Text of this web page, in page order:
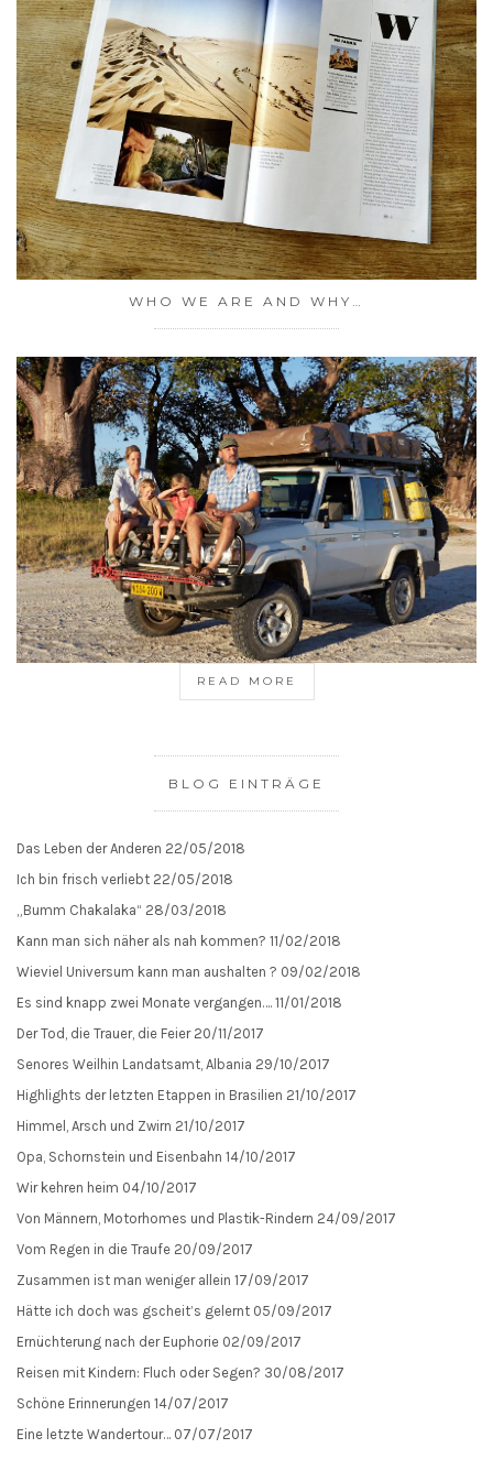
WHO WE ARE AND WHY…
READ MORE
BLOG EINTRÄGE
Das Leben der Anderen 22/05/2018
Ich bin frisch verliebt 22/05/2018
„Bumm Chakalaka“ 28/03/2018
Kann man sich näher als nah kommen? 11/02/2018
Wieviel Universum kann man aushalten ? 09/02/2018
Es sind knapp zwei Monate vergangen…. 11/01/2018
Der Tod, die Trauer, die Feier 20/11/2017
Senores Weilhin Landatsamt, Albania 29/10/2017
Highlights der letzten Etappen in Brasilien 21/10/2017
Himmel, Arsch und Zwirn 21/10/2017
Opa, Schornstein und Eisenbahn 14/10/2017
Wir kehren heim 04/10/2017
Von Männern, Motorhomes und Plastik-Rindern 24/09/2017
Vom Regen in die Traufe 20/09/2017
Zusammen ist man weniger allein 17/09/2017
Hätte ich doch was gscheit’s gelernt 05/09/2017
Ernüchterung nach der Euphorie 02/09/2017
Reisen mit Kindern: Fluch oder Segen? 30/08/2017
Schöne Erinnerungen 14/07/2017
Eine letzte Wandertour… 07/07/2017